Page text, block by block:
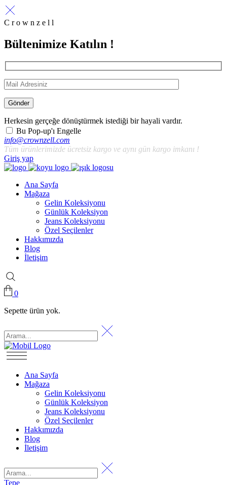
C r o w n z e l l
Bültenimize Katılın !
Gönder
Herkesin gerçeğe dönüştürmek istediği bir hayali vardır.
Bu Pop-up'ı Engelle
info@crownzell.com
Tüm ürünlerimizde ücretsiz kargo ve aynı gün kargo imkanı !
Giriş yap
Ana Sayfa
Mağaza
Gelin Koleksiyonu
Günlük Koleksiyon
Jeans Koleksiyonu
Özel Seçilenler
Hakkımızda
Blog
İletişim
0
Sepette ürün yok.
Ana Sayfa
Mağaza
Gelin Koleksiyonu
Günlük Koleksiyon
Jeans Koleksiyonu
Özel Seçilenler
Hakkımızda
Blog
İletişim
Tepe